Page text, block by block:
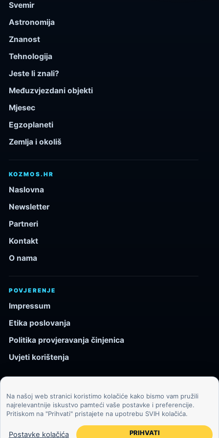
Svemir
Astronomija
Znanost
Tehnologija
Jeste li znali?
Međuzvjezdani objekti
Mjesec
Egzoplaneti
Zemlja i okoliš
KOZMOS.HR
Naslovna
Newsletter
Partneri
Kontakt
O nama
POVJERENJE
Impressum
Etika poslovanja
Politika provjeravanja činjenica
Uvjeti korištenja
© 2026 Kozmos.hr. Sva prava pridržana.
Svemir, znanost, tehnologija i velike ideje za znatiželjne
čitatelje.
Na našoj web stranici koristimo kolačiće kako bismo vam pružili
najrelevantnije iskustvo pamteći vaše postavke i preferencije.
Pritiskom na "Prihvati" pristajete na upotrebu SVIH kolačića.
Postavke kolačića PRIHVATI